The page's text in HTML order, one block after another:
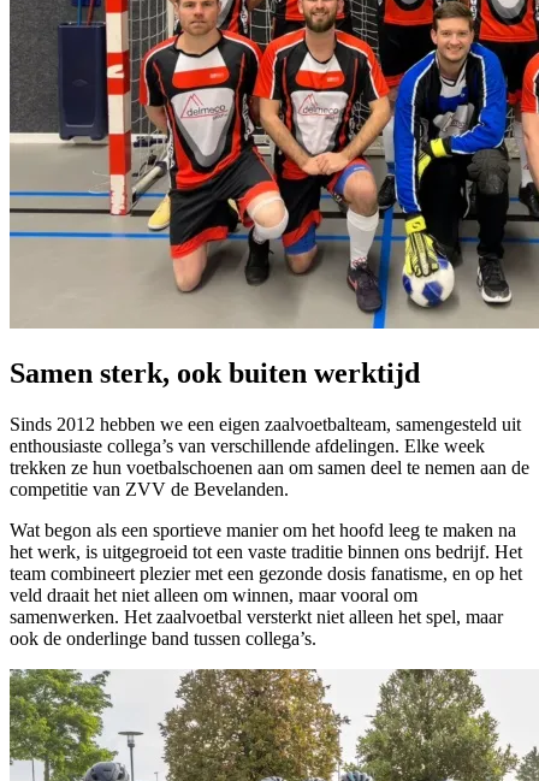
Samen sterk, ook buiten werktijd
Sinds 2012 hebben we een eigen zaalvoetbalteam, samengesteld uit
enthousiaste collega’s van verschillende afdelingen. Elke week
trekken ze hun voetbalschoenen aan om samen deel te nemen aan de
competitie van ZVV de Bevelanden.
Wat begon als een sportieve manier om het hoofd leeg te maken na
het werk, is uitgegroeid tot een vaste traditie binnen ons bedrijf. Het
team combineert plezier met een gezonde dosis fanatisme, en op het
veld draait het niet alleen om winnen, maar vooral om
samenwerken. Het zaalvoetbal versterkt niet alleen het spel, maar
ook de onderlinge band tussen collega’s.